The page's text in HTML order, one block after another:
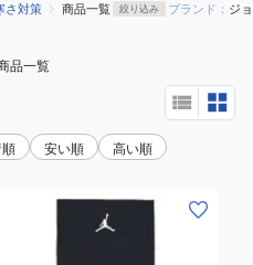
さ対策 商品一覧 絞り込み ブランド： ジ
品一覧
安い順 高い順